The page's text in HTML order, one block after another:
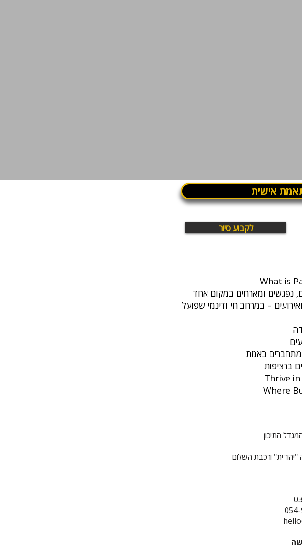
אישית
לקבוע סיור
– במרחב חי ודינמי שפועל
מתחברים באמת
Thrive
Where
ורכבת השלום